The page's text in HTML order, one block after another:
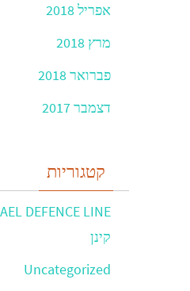
אפריל 2018
מרץ 2018
פברואר 2018
דצמבר 2017
קטגוריות
קינן
Uncategorized